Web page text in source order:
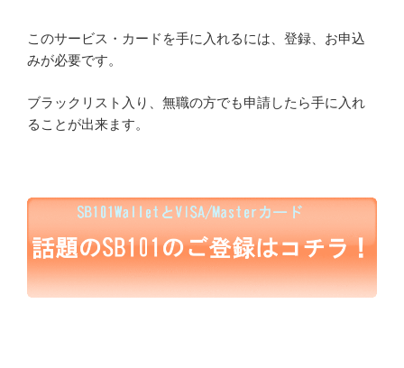
このサービス・カードを手に入れるには、登録、お申込
みが必要です。
ブラックリスト入り、無職の方でも申請したら手に入れ
ることが出来ます。